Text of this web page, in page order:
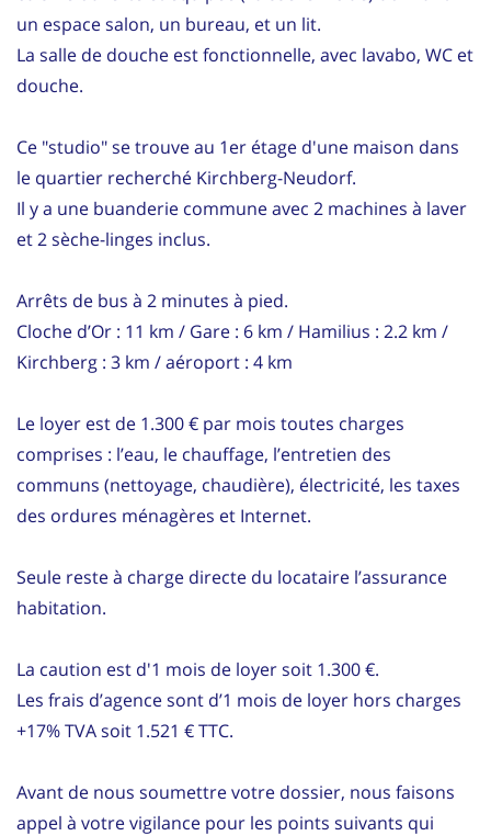
un espace salon, un bureau, et un lit.
La salle de douche est fonctionnelle, avec lavabo, WC et
douche.
Ce "studio" se trouve au 1er étage d'une maison dans
le quartier recherché Kirchberg-Neudorf.
Il y a une buanderie commune avec 2 machines à laver
et 2 sèche-linges inclus.
Arrêts de bus à 2 minutes à pied.
Cloche d’Or : 11 km / Gare : 6 km / Hamilius : 2.2 km /
Kirchberg : 3 km / aéroport : 4 km
Le loyer est de 1.300 € par mois toutes charges
comprises : l’eau, le chauffage, l’entretien des
communs (nettoyage, chaudière), électricité, les taxes
des ordures ménagères et Internet.
Seule reste à charge directe du locataire l’assurance
habitation.
La caution est d'1 mois de loyer soit 1.300 €.
Les frais d’agence sont d’1 mois de loyer hors charges
+17% TVA soit 1.521 € TTC.
Avant de nous soumettre votre dossier, nous faisons
appel à votre vigilance pour les points suivants qui